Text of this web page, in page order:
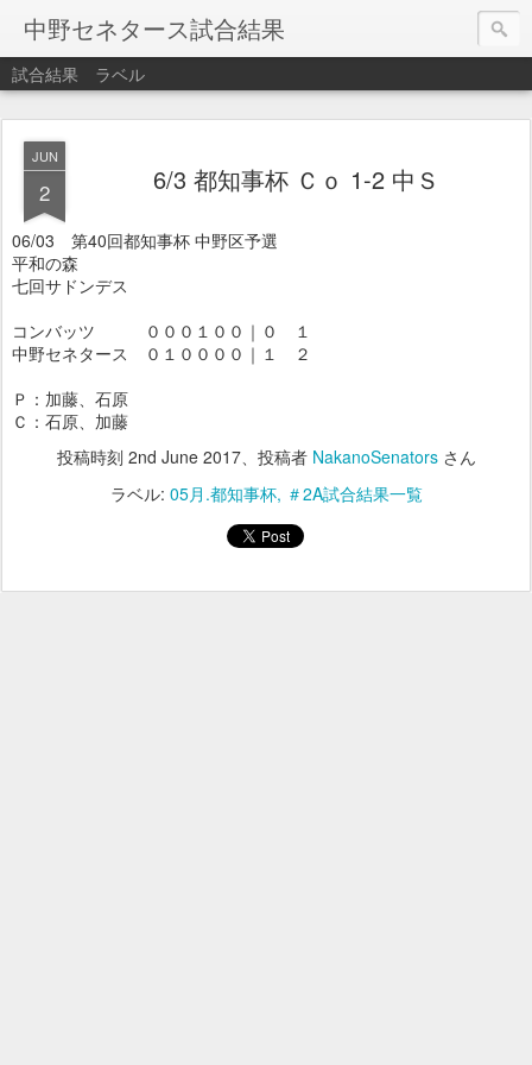
中野セネタース試合結果
試合結果 ラベル
JUN
2 6/3 都知事杯 Ｃｏ 1-2 中Ｓ
06/03 第40回都知事杯 中野区予選
平和の森
七回サドンデス
コンバッツ ０００１００｜０ １
中野セネタース ０１００００｜１ ２
Ｐ：加藤、石原
Ｃ：石原、加藤
投稿時刻 2nd June 2017、投稿者 NakanoSenatorsさん
ラベル: 05月.都知事杯 ＃2A試合結果一覧